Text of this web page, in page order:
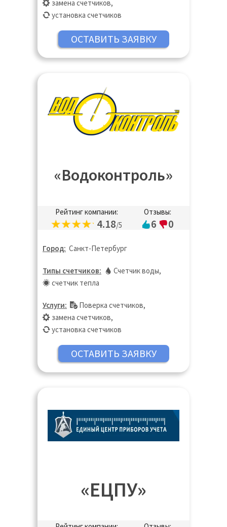
замена счетчиков,
установка счетчиков
«Водоконтроль»
Рейтинг компании:
4.18/5
Отзывы:
6 0
Город: Санкт-Петербург
Типы счетчиков: Счетчик воды,
счетчик тепла
Услуги: Поверка счетчиков,
замена счетчиков,
установка счетчиков
«ЕЦПУ»